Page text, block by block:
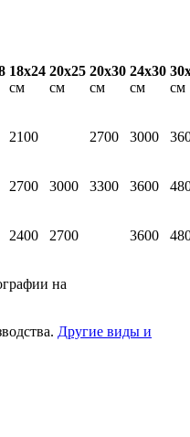
18х24
см
20х25
см
20х30
см
24х30
см
см
2100 2700 3000
2700 3000 3300 3600
2400 2700 3600
на
Другие виды и